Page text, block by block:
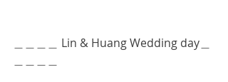
＿＿＿＿ Lin & Huang Wedding day＿